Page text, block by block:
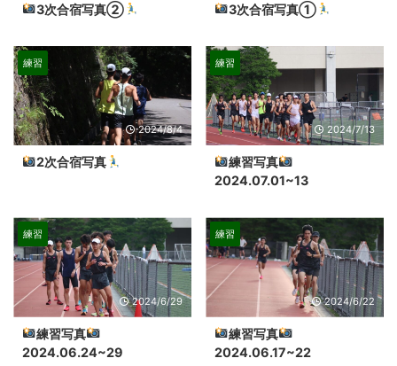
3次合宿写真② 3次合宿写真①
練習
2024/8/4
2次合宿写真
練習
2024/7/13
練習写真
2024.07.01~13
練習
2024/6/29
練習写真
2024.06.24~29
練習
2024/6/22
練習写真
2024.06.17~22